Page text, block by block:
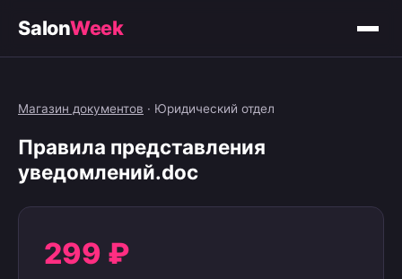
SalonWeek
Магазин документов · Юридический отдел
Правила представления
уведомлений.doc
299 ₽